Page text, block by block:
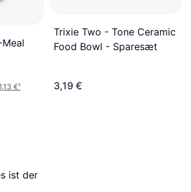
€¹
Trixie Two - Tone Ceramic
Food Bowl - Sparesæt
3,19 €
ist der